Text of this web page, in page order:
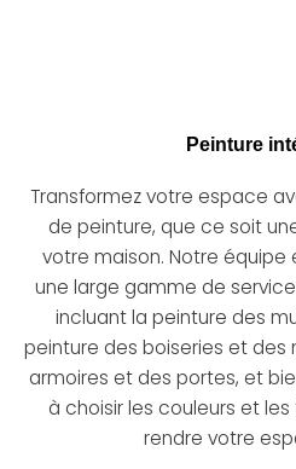
Peinture
Transformez votre espace
de peinture, que ce soit
votre maison. Notre
une large gamme de
incluant la peinture des
peinture des boiseries et des
armoires et des portes, et
à choisir les couleurs et
rendre votre